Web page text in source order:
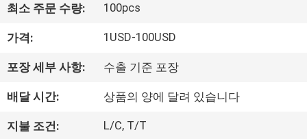
하
여
공
최소 주문 수량: 100pcs
가격: 1USD-100USD
포장 세부 사항: 수출 기준 포장
배달 시간: 상품의 양에 달려 있습니다
지불 조건: L/C, T/T